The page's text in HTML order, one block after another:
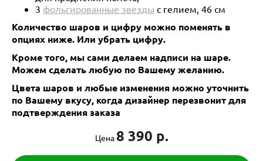
3 фольгированные звезды с гелием, 46 см
Количество шаров и цифру можно поменять в
опциях ниже. Или убрать цифру.
Кроме того, мы сами делаем надписи на шаре.
Можем сделать любую по Вашему желанию.
Цвета шаров и любые изменения можно уточнить
по Вашему вкусу, когда дизайнер перезвонит для
подтверждения заказа
Цена 8 390 р.